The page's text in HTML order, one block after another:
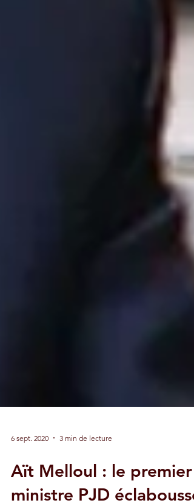
3 min de lecture
Aït Melloul : le premier